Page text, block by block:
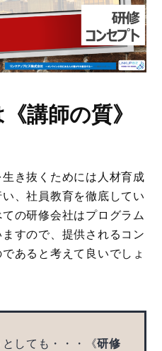
講師の質》
き抜くためには人材育成
、社員教育を徹底してい
の研修会社はプログラム
すので、提供されるコン
あると考えて良いでしょ
しても・・・《研修